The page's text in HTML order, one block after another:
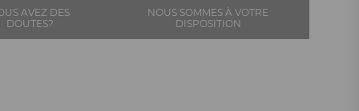
AVEZ DES
DOUTES?
NOUS SOMMES À VOTRE
DISPOSITION